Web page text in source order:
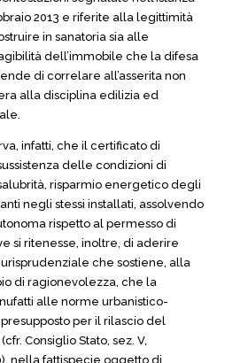
2013 e riferite alla legittimità
in sanatoria sia alle
dell’immobile che la difesa
di correlare all’asserita non
alla disciplina edilizia ed
infatti, che il certificato di
delle condizioni di
risparmio energetico degli
negli stessi installati, assolvendo
rispetto al permesso di
si ritenesse, inoltre, di aderire
che sostiene, alla
di ragionevolezza, che la
alle norme urbanistico-
per il rilascio del
Consiglio Stato, sez. V,
nella fattispecie oggetto di